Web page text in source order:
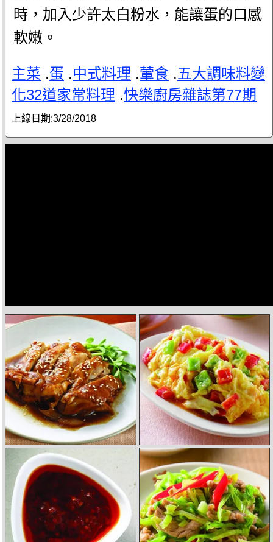
時，加入少許太白粉水，能讓蛋的口感
軟嫩。
主菜 .蛋 .中式料理 .葷食 .五大調味料變
化32道家常料理 .快樂廚房雜誌第77期
上線日期:3/28/2018